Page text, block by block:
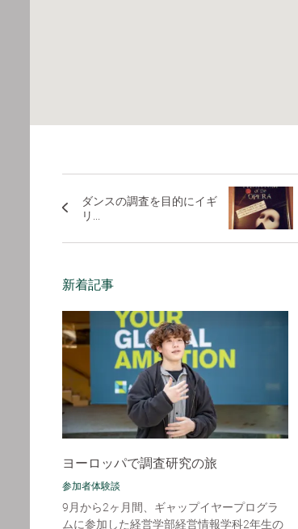
ダンスの調査を目的にイギ
リ...
新着記事
ヨーロッパで調査研究の旅
参加者体験談
9月から2ヶ月間、ギャップイヤープログラ
ムに参加した経営学部経営情報学科2年生の